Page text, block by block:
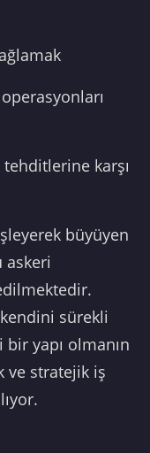
karşı
büyüyen
askeri
sürekli
yapı olmanın
ve stratejik iş